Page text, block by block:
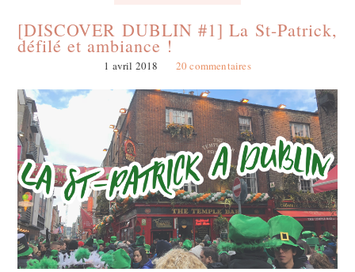
[DISCOVER DUBLIN #1] La St-Patrick,
défilé et ambiance !
1 avril 2018 20 commentaires